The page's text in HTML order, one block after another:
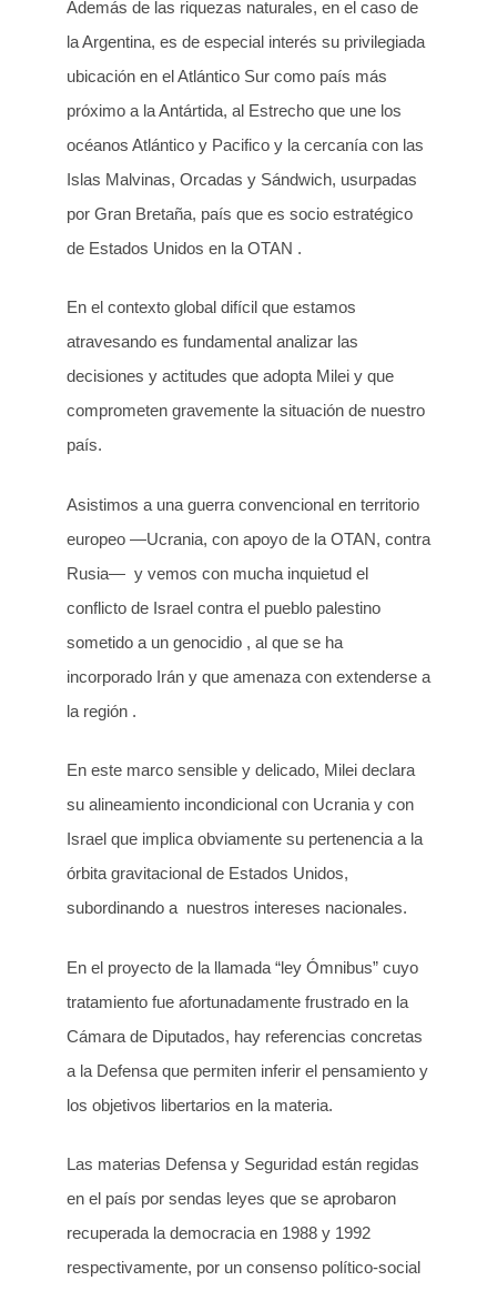
Además de las riquezas naturales, en el caso de
la Argentina, es de especial interés su privilegiada
ubicación en el Atlántico Sur como país más
próximo a la Antártida, al Estrecho que une los
océanos Atlántico y Pacifico y la cercanía con las
Islas Malvinas, Orcadas y Sándwich, usurpadas
por Gran Bretaña, país que es socio estratégico
de Estados Unidos en la OTAN .
En el contexto global difícil que estamos
atravesando es fundamental analizar las
decisiones y actitudes que adopta Milei y que
comprometen gravemente la situación de nuestro
país.
Asistimos a una guerra convencional en territorio
europeo —Ucrania, con apoyo de la OTAN, contra
Rusia— y vemos con mucha inquietud el
conflicto de Israel contra el pueblo palestino
sometido a un genocidio , al que se ha
incorporado Irán y que amenaza con extenderse a
la región .
En este marco sensible y delicado, Milei declara
su alineamiento incondicional con Ucrania y con
Israel que implica obviamente su pertenencia a la
órbita gravitacional de Estados Unidos,
subordinando a nuestros intereses nacionales.
En el proyecto de la llamada “ley Ómnibus” cuyo
tratamiento fue afortunadamente frustrado en la
Cámara de Diputados, hay referencias concretas
a la Defensa que permiten inferir el pensamiento y
los objetivos libertarios en la materia.
Las materias Defensa y Seguridad están regidas
en el país por sendas leyes que se aprobaron
recuperada la democracia en 1988 y 1992
respectivamente, por un consenso político-social